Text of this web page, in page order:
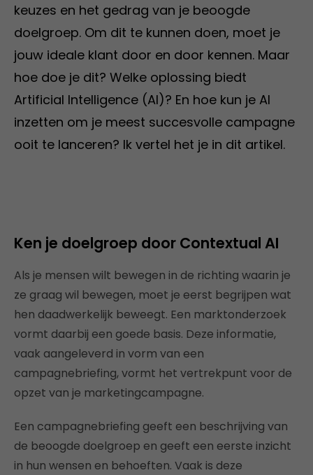
keuzes en het gedrag van je beoogde
doelgroep. Om dit te kunnen doen, moet je
jouw ideale klant door en door kennen. Maar
hoe doe je dit? Welke oplossing biedt
Artificial Intelligence (AI)? En hoe kun je AI
inzetten om je meest succesvolle campagne
ooit te lanceren? Ik vertel het je in dit artikel.
Ken je doelgroep door Contextual AI
Als je mensen wilt bewegen in de richting waarin je
ze graag wil bewegen, moet je eerst begrijpen wat
hen daadwerkelijk beweegt. Een marktonderzoek
vormt daarbij een goede basis. Deze informatie,
vaak aangeleverd in vorm van een
campagnebriefing, vormt het vertrekpunt voor de
opzet van je marketingcampagne.
Een campagnebriefing geeft een beschrijving van
de beoogde doelgroep en geeft een eerste inzicht
in hun wensen en behoeften. Vaak is deze